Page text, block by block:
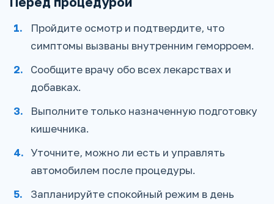
Пройдите осмотр и подтвердите, что
симптомы вызваны внутренним геморроем.
Сообщите врачу обо всех лекарствах и
добавках.
Выполните только назначенную подготовку
кишечника.
Уточните, можно ли есть и управлять
автомобилем после процедуры.
Запланируйте спокойный режим в день